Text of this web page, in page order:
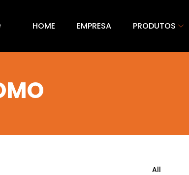
HOME EMPRESA PRODUTOS
All